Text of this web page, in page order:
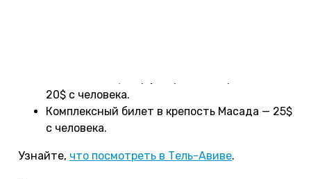
20$ с человека.
Комплексный билет в крепость Масада — 25$
с человека.
Узнайте, что посмотреть в Тель-Авиве.